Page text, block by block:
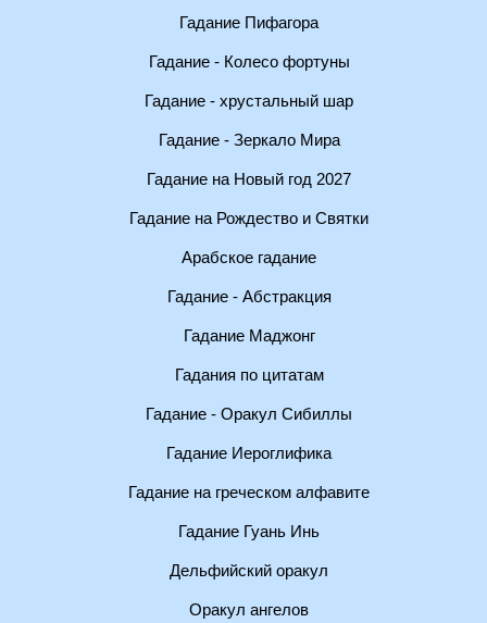
Гадание Пифагора
Гадание - Колесо фортуны
Гадание - хрустальный шар
Гадание - Зеркало Мира
Гадание на Новый год 2027
Гадание на Рождество и Святки
Арабское гадание
Гадание - Абстракция
Гадание Маджонг
Гадания по цитатам
Гадание - Оракул Сибиллы
Гадание Иероглифика
Гадание на греческом алфавите
Гадание Гуань Инь
Дельфийский оракул
Оракул ангелов